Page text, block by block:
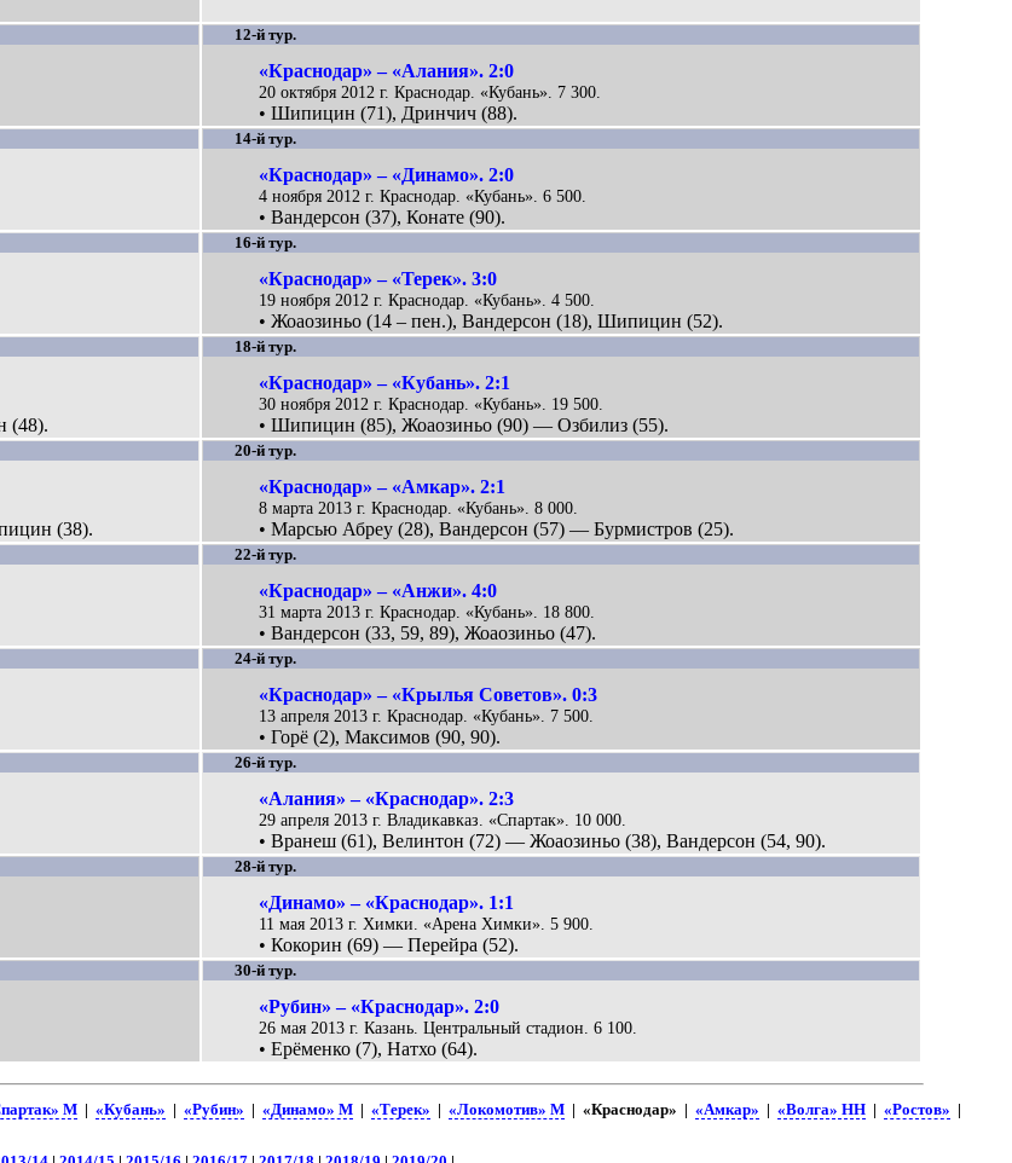
12-й тур.
«Краснодар» – «Алания». 2:0
20 октября 2012 г. Краснодар. «Кубань». 7 300.
• Шипицин (71), Дринчич (88).
14-й тур.
«Краснодар» – «Динамо». 2:0
4 ноября 2012 г. Краснодар. «Кубань». 6 500.
• Вандерсон (37), Конате (90).
16-й тур.
«Краснодар» – «Терек». 3:0
19 ноября 2012 г. Краснодар. «Кубань». 4 500.
• Жоаозиньо (14 – пен.), Вандерсон (18), Шипицин (52).
(48).
18-й тур.
«Краснодар» – «Кубань». 2:1
30 ноября 2012 г. Краснодар. «Кубань». 19 500.
• Шипицин (85), Жоаозиньо (90) — Озбилиз (55).
(38).
20-й тур.
«Краснодар» – «Амкар». 2:1
8 марта 2013 г. Краснодар. «Кубань». 8 000.
• Марсью Абреу (28), Вандерсон (57) — Бурмистров (25).
22-й тур.
«Краснодар» – «Анжи». 4:0
31 марта 2013 г. Краснодар. «Кубань». 18 800.
• Вандерсон (33, 59, 89), Жоаозиньо (47).
24-й тур.
«Краснодар» – «Крылья Советов». 0:3
13 апреля 2013 г. Краснодар. «Кубань». 7 500.
• Горё (2), Максимов (90, 90).
26-й тур.
«Алания» – «Краснодар». 2:3
29 апреля 2013 г. Владикавказ. «Спартак». 10 000.
• Вранеш (61), Велинтон (72) — Жоаозиньо (38), Вандерсон (54, 90).
28-й тур.
«Динамо» – «Краснодар». 1:1
11 мая 2013 г. Химки. «Арена Химки». 5 900.
• Кокорин (69) — Перейра (52).
30-й тур.
«Рубин» – «Краснодар». 2:0
26 мая 2013 г. Казань. Центральный стадион. 6 100.
• Ерёменко (7), Натхо (64).
М| «Кубань» | «Рубин» | «Динамо» М| «Терек» | «Локомотив» М| «Краснодар» | «Амкар» | «Волга» НН| «Ростов» |